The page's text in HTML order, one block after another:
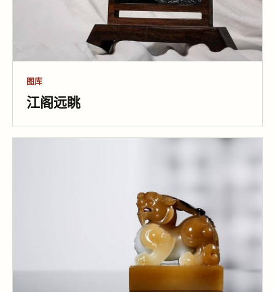
图库
江阁远眺